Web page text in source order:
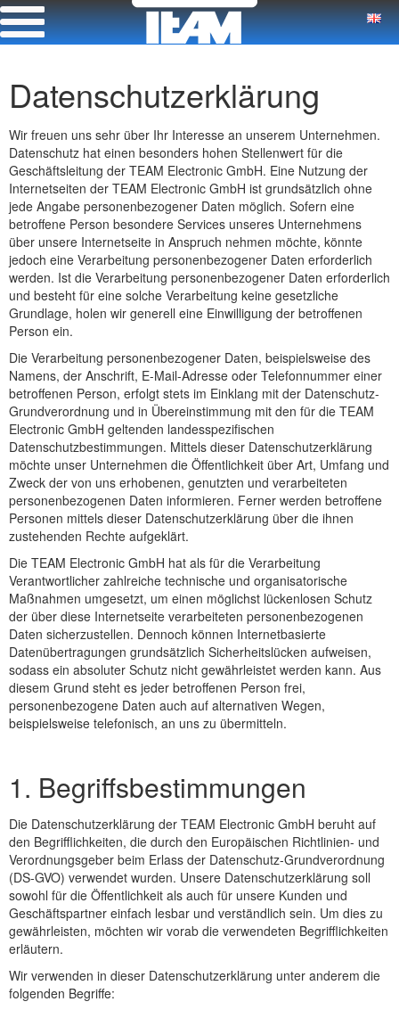
Datenschutzerklärung
Wir freuen uns sehr über Ihr Interesse an unserem Unternehmen.
Datenschutz hat einen besonders hohen Stellenwert für die
Geschäftsleitung der TEAM Electronic GmbH. Eine Nutzung der
Internetseiten der TEAM Electronic GmbH ist grundsätzlich ohne
jede Angabe personenbezogener Daten möglich. Sofern eine
betroffene Person besondere Services unseres Unternehmens
über unsere Internetseite in Anspruch nehmen möchte, könnte
jedoch eine Verarbeitung personenbezogener Daten erforderlich
werden. Ist die Verarbeitung personenbezogener Daten erforderlich
und besteht für eine solche Verarbeitung keine gesetzliche
Grundlage, holen wir generell eine Einwilligung der betroffenen
Person ein.
Die Verarbeitung personenbezogener Daten, beispielsweise des
Namens, der Anschrift, E-Mail-Adresse oder Telefonnummer einer
betroffenen Person, erfolgt stets im Einklang mit der Datenschutz-
Grundverordnung und in Übereinstimmung mit den für die TEAM
Electronic GmbH geltenden landesspezifischen
Datenschutzbestimmungen. Mittels dieser Datenschutzerklärung
möchte unser Unternehmen die Öffentlichkeit über Art, Umfang und
Zweck der von uns erhobenen, genutzten und verarbeiteten
personenbezogenen Daten informieren. Ferner werden betroffene
Personen mittels dieser Datenschutzerklärung über die ihnen
zustehenden Rechte aufgeklärt.
Die TEAM Electronic GmbH hat als für die Verarbeitung
Verantwortlicher zahlreiche technische und organisatorische
Maßnahmen umgesetzt, um einen möglichst lückenlosen Schutz
der über diese Internetseite verarbeiteten personenbezogenen
Daten sicherzustellen. Dennoch können Internetbasierte
Datenübertragungen grundsätzlich Sicherheitslücken aufweisen,
sodass ein absoluter Schutz nicht gewährleistet werden kann. Aus
diesem Grund steht es jeder betroffenen Person frei,
personenbezogene Daten auch auf alternativen Wegen,
beispielsweise telefonisch, an uns zu übermitteln.
1. Begriffsbestimmungen
Die Datenschutzerklärung der TEAM Electronic GmbH beruht auf
den Begrifflichkeiten, die durch den Europäischen Richtlinien- und
Verordnungsgeber beim Erlass der Datenschutz-Grundverordnung
(DS-GVO) verwendet wurden. Unsere Datenschutzerklärung soll
sowohl für die Öffentlichkeit als auch für unsere Kunden und
Geschäftspartner einfach lesbar und verständlich sein. Um dies zu
gewährleisten, möchten wir vorab die verwendeten Begrifflichkeiten
erläutern.
Wir verwenden in dieser Datenschutzerklärung unter anderem die
folgenden Begriffe: